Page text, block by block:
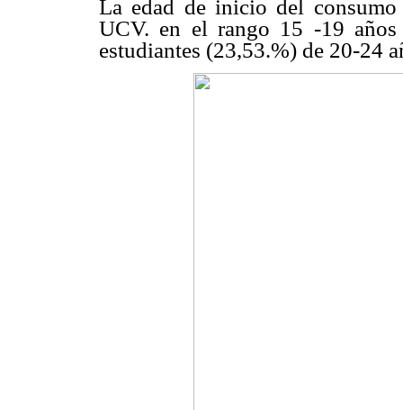
La edad de inicio del
UCV. en el rango 15 -19
estudiantes (23,53.%) de 20-24